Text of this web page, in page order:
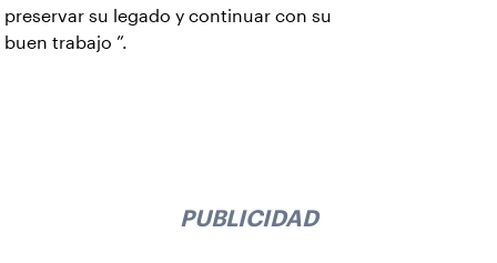
preservar su legado y continuar con su
buen trabajo ”.
PUBLICIDAD